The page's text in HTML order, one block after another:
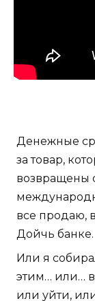
Денежные
за товар,
возвращены
все продаю,
Дойчь банке.
Или я
этим… или…
или уйти,